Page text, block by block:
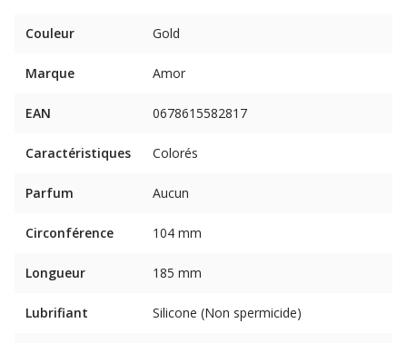
Couleur Gold
Marque Amor
EAN 0678615582817
Caractéristiques Colorés
Parfum Aucun
Circonférence 104 mm
Longueur 185 mm
Lubrifiant Silicone (Non spermicide)